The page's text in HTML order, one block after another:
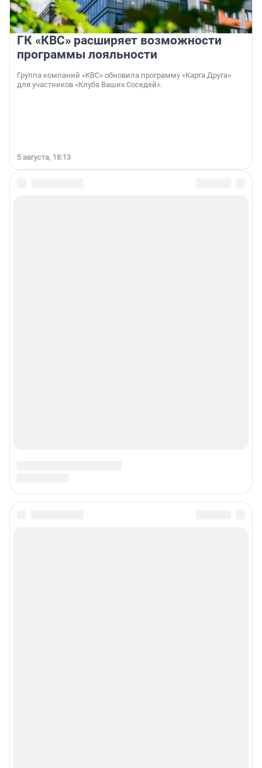
ГК «КВС» расширяет возможности
программы лояльности
Группа компаний «КВС» обновила программу «Карта Друга»
для участников «Клуба Ваших Соседей».
5 августа, 18:13